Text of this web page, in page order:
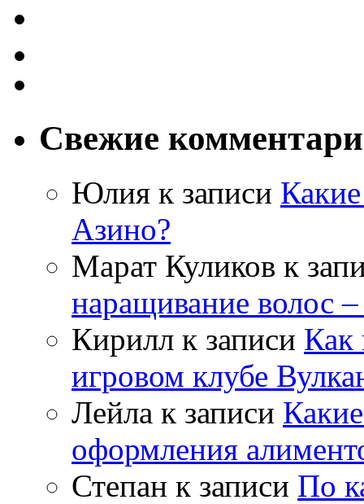
Свежие
Юлия к записи
Азино?
Марат Куликов к
наращивание волос
Кирилл к записи Как
игровом клубе
Лейла к записи
оформления
Степан к записи По